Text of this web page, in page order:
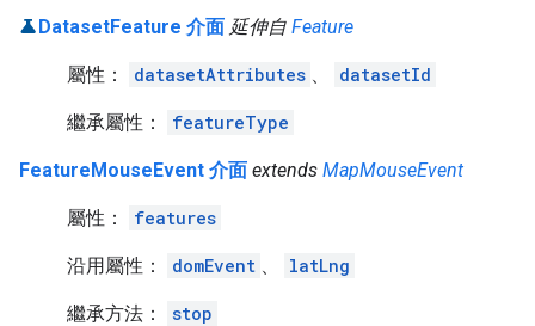
DatasetFeature 介面 延伸自 Feature
屬性： datasetAttributes 、 datasetId
繼承屬性： featureType
FeatureMouseEvent 介面 extends MapMouseEvent
屬性： features
沿用屬性： domEvent 、 latLng
繼承方法： stop